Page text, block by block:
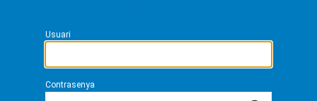
Usuari
Contrasenya